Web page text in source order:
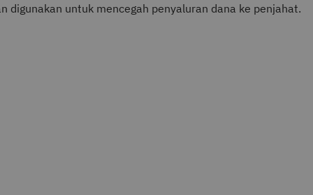
digunakan untuk mencegah penyaluran dana ke penjahat.